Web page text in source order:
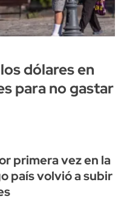
dólares en
para no gastar
primera vez en la
país volvió a subir